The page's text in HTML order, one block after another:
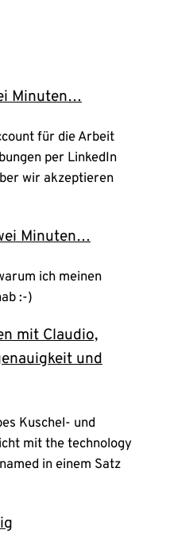
Minuten…
für die Arbeit
per LinkedIn
wir akzeptieren
Minuten…
ich meinen
:-)
mit Claudio,
und
Kuschel- und
mit the technology
in einem Satz